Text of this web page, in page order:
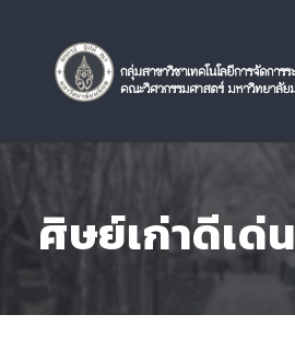
ศิษย์เก่าดีเด่น